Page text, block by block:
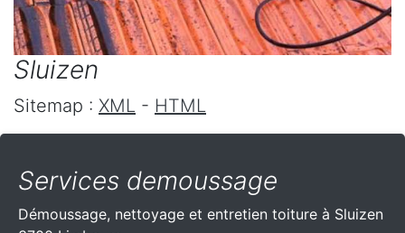
Sluizen
Sitemap : XML - HTML
Services demoussage
Démoussage, nettoyage et entretien toiture à Sluizen